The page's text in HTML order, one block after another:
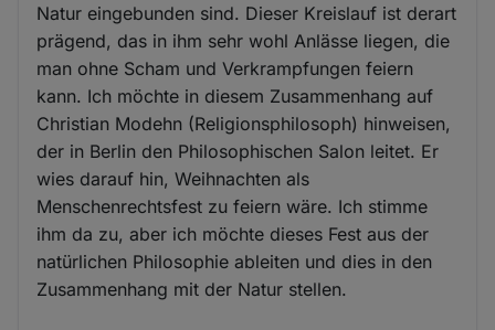
Natur eingebunden sind. Dieser Kreislauf ist derart
prägend, das in ihm sehr wohl Anlässe liegen, die
man ohne Scham und Verkrampfungen feiern
kann. Ich möchte in diesem Zusammenhang auf
Christian Modehn (Religionsphilosoph) hinweisen,
der in Berlin den Philosophischen Salon leitet. Er
wies darauf hin, Weihnachten als
Menschenrechtsfest zu feiern wäre. Ich stimme
ihm da zu, aber ich möchte dieses Fest aus der
natürlichen Philosophie ableiten und dies in den
Zusammenhang mit der Natur stellen.